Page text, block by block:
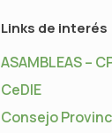
Links de interés
ASAMBLEAS –
CeDIE
Consejo